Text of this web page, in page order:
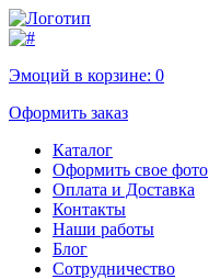
Эмоций в корзине: 0
Оформить заказ
Каталог
Оформить свое фото
Оплата и Доставка
Контакты
Наши работы
Блог
Сотрудничество